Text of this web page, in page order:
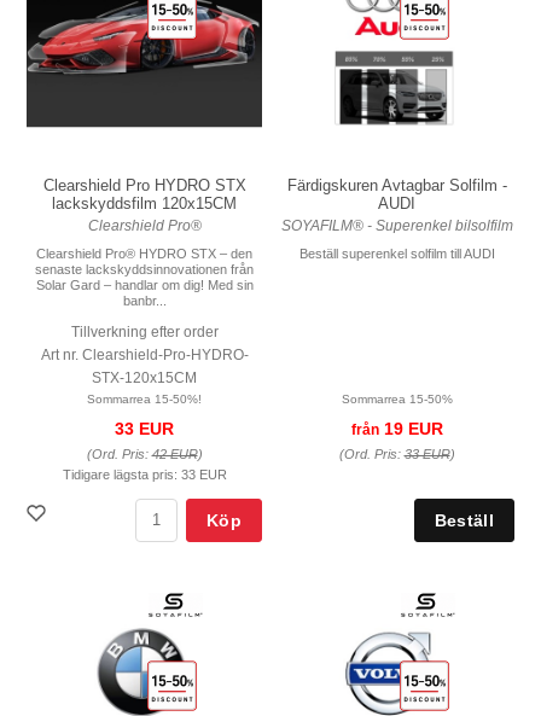
Clearshield Pro HYDRO STX
lackskyddsfilm 120x15CM
Clearshield Pro®
Clearshield Pro® HYDRO STX – den
senaste lackskyddsinnovationen från
Solar Gard – handlar om dig! Med sin
banbr...
Tillverkning efter order
Art nr. Clearshield-Pro-HYDRO-
STX-120x15CM
Sommarrea 15-50%!
33 EUR
(Ord. Pris:42 EUR)
Tidigare lägsta pris: 33 EUR
Köp
Färdigskuren Avtagbar Solfilm -
AUDI
SOYAFILM® - Superenkel bilsolfilm
Beställ superenkel solfilm till AUDI
Sommarrea 15-50%
från19 EUR
(Ord. Pris:33 EUR)